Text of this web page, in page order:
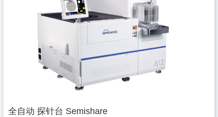
全自动 探针台 Semishare